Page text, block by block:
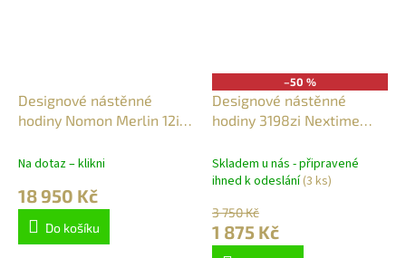
Designové nástěnné
hodiny Nomon Merlin 12i
Na dotaz – klikni
18 950 Kč
Do košíku
–50 %
Designové nástěnné
hodiny 3198zi Nextime
Skladem u nás - připravené
ihned k odeslání(3 ks)
3 750 Kč
1 875 Kč